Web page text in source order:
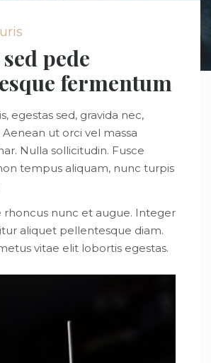
pede
fermentum
egestas sed, gravida nec,
ut orci vel massa
Nulla sollicitudin. Fusce
tempus aliquam, nunc turpis
rhoncus nunc et augue. Integer
aliquet pellentesque diam.
vitae elit lobortis egestas.